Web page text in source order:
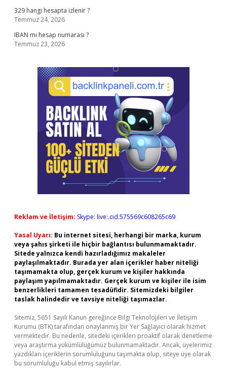
329 hangi hesapta izlenir ?
Temmuz 24, 2026
IBAN mı hesap numarası ?
Temmuz 23, 2026
Reklam ve İletişim: Skype: live:.cid.575569c608265c69
Yasal Uyarı: Bu internet sitesi, herhangi bir marka, kurum
veya şahıs şirketi ile hiçbir bağlantısı bulunmamaktadır.
Sitede yalnızca kendi hazırladığımız makaleler
paylaşılmaktadır. Burada yer alan içerikler haber niteliği
taşımamakta olup, gerçek kurum ve kişiler hakkında
paylaşım yapılmamaktadır. Gerçek kurum ve kişiler ile isim
benzerlikleri tamamen tesadüfidir. Sitemizdeki bilgiler
taslak halindedir ve tavsiye niteliği taşımazlar.
Sitemiz, 5651 Sayılı Kanun gereğince Bilgi Teknolojileri ve İletişim
Kurumu (BTK) tarafından onaylanmış bir Yer Sağlayıcı olarak hizmet
vermektedir. Bu nedenle, sitedeki içerikleri proaktif olarak denetleme
veya araştırma yükümlülüğümüz bulunmamaktadır. Ancak, üyelerimiz
yazdıkları içeriklerin sorumluluğunu taşımakta olup, siteye üye olarak
bu sorumluluğu kabul etmiş sayılırlar.